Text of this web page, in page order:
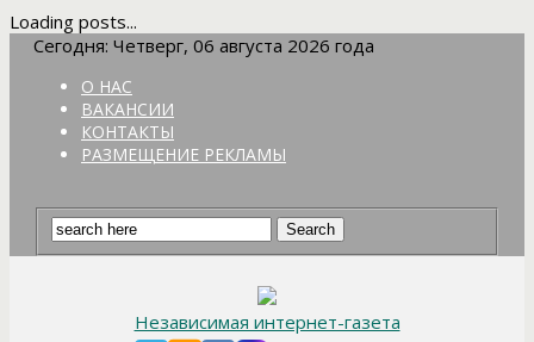
Loading posts...
Сегодня: Четверг, 06 августа 2026 года
О НАС
ВАКАНСИИ
КОНТАКТЫ
РАЗМЕЩЕНИЕ РЕКЛАМЫ
Независимая интернет-газета